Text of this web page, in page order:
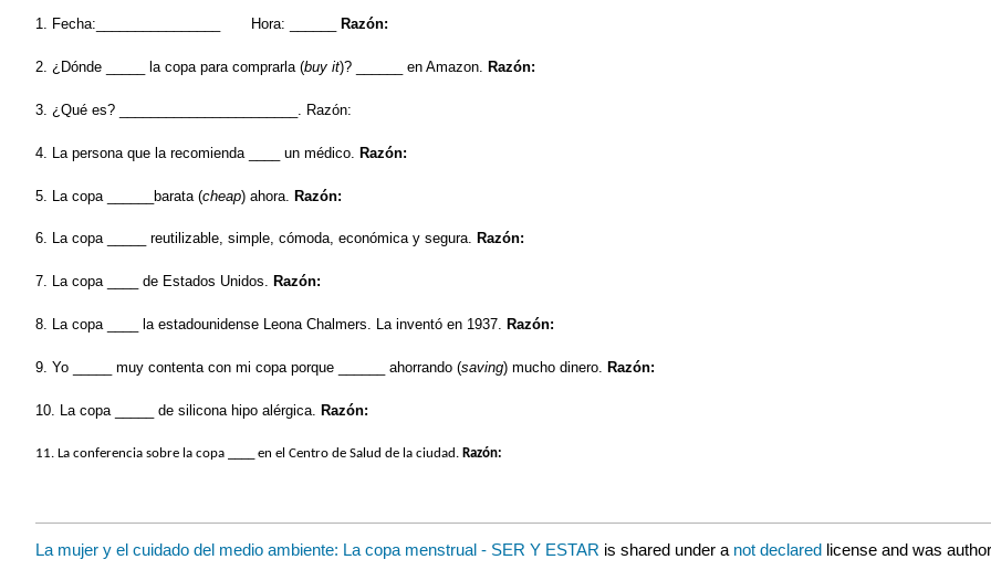
1. Fecha:________________ Hora: ______ Razón:
2. ¿Dónde _____ la copa para comprarla (buy it)? ______ en Amazon. Razón:
3. ¿Qué es? _______________________. Razón:
4. La persona que la recomienda ____ un médico. Razón:
5. La copa ______barata (cheap) ahora. Razón:
6. La copa _____ reutilizable, simple, cómoda, económica y segura. Razón:
7. La copa ____ de Estados Unidos. Razón:
8. La copa ____ la estadounidense Leona Chalmers. La inventó en 1937. Razón:
9. Yo _____ muy contenta con mi copa porque ______ ahorrando (saving) mucho dinero. Razón:
10. La copa _____ de silicona hipo alérgica. Razón:
11. La conferencia sobre la copa ____ en el Centro de Salud de la ciudad. Razón:
La mujer y el cuidado del medio ambiente: La copa menstrual - SER Y ESTAR is shared under a not declared license and was